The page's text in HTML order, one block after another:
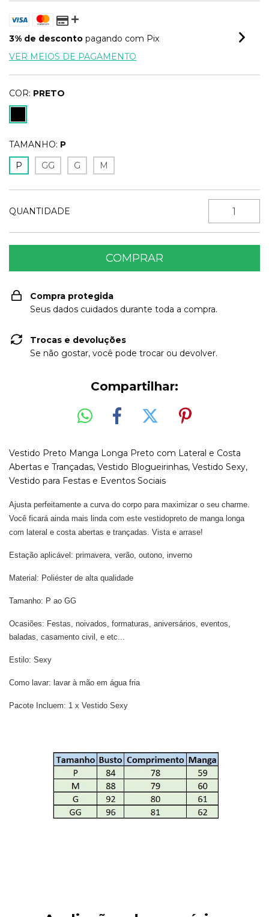
3% de desconto pagando com Pix
VER MEIOS DE PAGAMENTO
COR: PRETO
TAMANHO: P
P
GG G M
QUANTIDADE
Compra protegida
Seus dados cuidados durante toda a compra.
Trocas e devoluções
Se não gostar, você pode trocar ou devolver.
Compartilhar:
Vestido Preto Manga Longa Preto com Lateral e Costa
Abertas e Trançadas, Vestido Blogueirinhas, Vestido Sexy,
Vestido para Festas e Eventos Sociais
Ajusta perfeitamente a curva do corpo para maximizar o seu charme.
Você ficará ainda mais linda com este vestidopreto de manga longa
com lateral e costa abertas e trançadas. Vista e arrase!
Estação aplicável: primavera, verão, outono, inverno
Material: Poliéster de alta qualidade
Tamanho: P ao GG
Ocasiões: Festas, noivados, formaturas, aniversários, eventos,
baladas, casamento civil, e etc...
Estilo: Sexy
Como lavar: lavar à mão em água fria
Pacote Incluem: 1 x Vestido Sexy